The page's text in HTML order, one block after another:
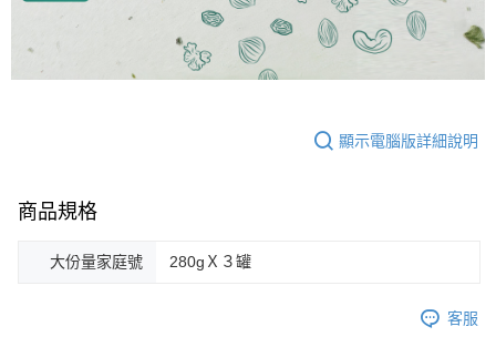
顯示電腦版詳細說明
商品規格
大份量家庭號 280gＸ３罐
客服